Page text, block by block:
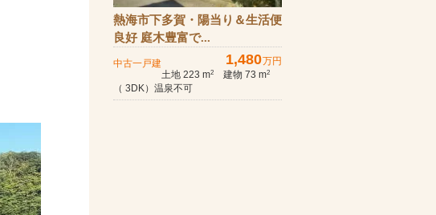
熱海市下多賀・陽当り＆生活便
良好 庭木豊富で...
中古一戸建 1,480万円
土地 223 m2 建物 73 m2
（ 3DK）温泉不可